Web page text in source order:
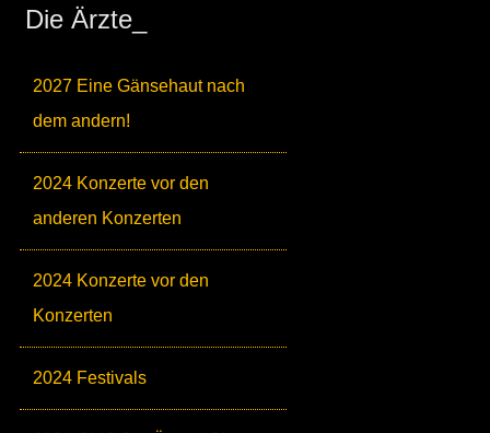
Die Ärzte_
2027 Eine Gänsehaut nach
dem andern!
2024 Konzerte vor den
anderen Konzerten
2024 Konzerte vor den
Konzerten
2024 Festivals